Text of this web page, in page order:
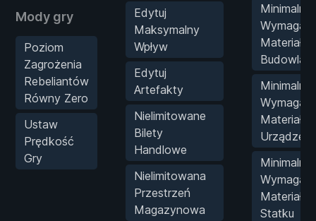
Mody gry
Poziom
Zagrożenia
Rebeliantów
Równy Zero
Ustaw
Prędkość
Gry
Edytuj
Maksymalny
Wpływ
Edytuj
Artefakty
Nielimitowane
Bilety
Handlowe
Nielimitowana
Przestrzeń
Magazynowa
Minimalne
Minimalne
Minimalne
Statku